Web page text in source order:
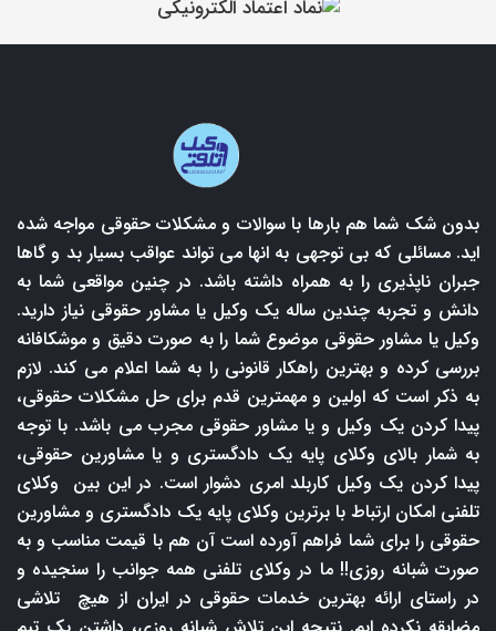
بدون شک شما هم بارها با سوالات و مشکلات حقوقی مواجه شده
اید. مسائلی که بی توجهی به انها می تواند عواقب بسیار بد و گاها
جبران ناپذیری را به همراه داشته باشد. در چنین مواقعی شما به
دانش و تجربه چندین ساله یک وکیل یا مشاور حقوقی نیاز دارید.
وکیل یا مشاور حقوقی موضوع شما را به صورت دقیق و موشکافانه
بررسی کرده و بهترین راهکار قانونی را به شما اعلام می کند. لازم
به ذکر است که اولین و مهمترین قدم برای حل مشکلات حقوقی،
پیدا کردن یک وکیل و یا مشاور حقوقی مجرب می باشد. با توجه
به شمار بالای وکلای پایه یک دادگستری و یا مشاورین حقوقی،
پیدا کردن یک وکیل کاربلد امری دشوار است. در این بین وکلای
تلفنی امکان ارتباط با برترین وکلای پایه یک دادگستری و مشاورین
حقوقی را برای شما فراهم آورده است آن هم با قیمت مناسب و به
صورت شبانه روزی!! ما در وکلای تلفنی همه جوانب را سنجیده و
در راستای ارائه بهترین خدمات حقوقی در ایران از هیچ تلاشی